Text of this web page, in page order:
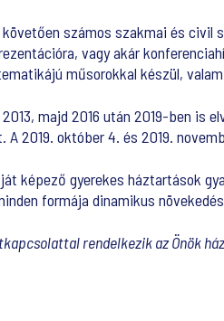
számos szakmai és
vagy akár
műsorokkal készül,
majd 2016 után 2019-ben
A 2019. október 4. és 2019.
képező gyerekes háztartások
formája dinamikus
rendelkezik az Önök